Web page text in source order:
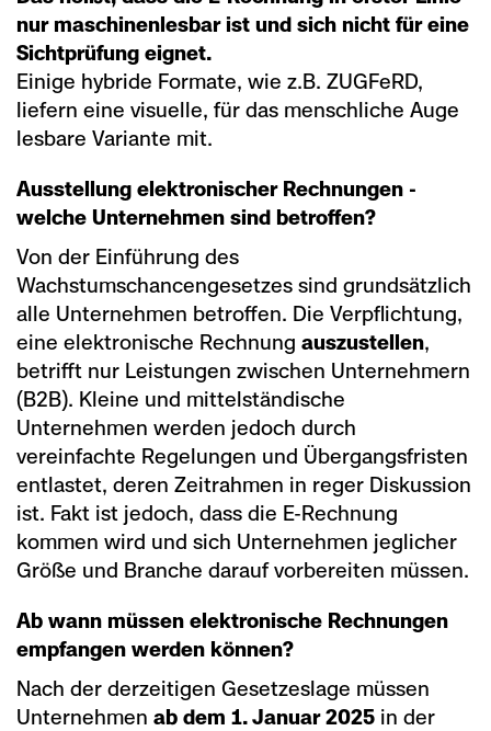
nur maschinenlesbar ist und sich nicht für eine
Sichtprüfung eignet.
Einige hybride Formate, wie z.B. ZUGFeRD,
liefern eine visuelle, für das menschliche Auge
lesbare Variante mit.
Ausstellung elektronischer Rechnungen -
welche Unternehmen sind betroffen?
Von der Einführung des
Wachstumschancengesetzes sind grundsätzlich
alle Unternehmen betroffen. Die Verpflichtung,
eine elektronische Rechnung auszustellen,
betrifft nur Leistungen zwischen Unternehmern
(B2B). Kleine und mittelständische
Unternehmen werden jedoch durch
vereinfachte Regelungen und Übergangsfristen
entlastet, deren Zeitrahmen in reger Diskussion
ist. Fakt ist jedoch, dass die E-Rechnung
kommen wird und sich Unternehmen jeglicher
Größe und Branche darauf vorbereiten müssen.
Ab wann müssen elektronische Rechnungen
empfangen werden können?
Nach der derzeitigen Gesetzeslage müssen
Unternehmen ab dem 1. Januar 2025 in der